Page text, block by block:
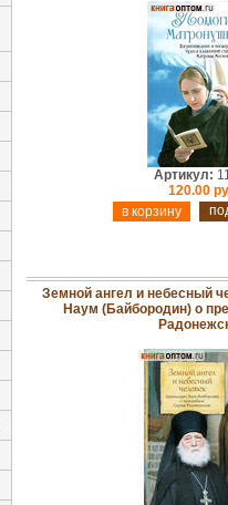
Артикул:
120.00
Земной ангел и небесный
Наум (Байбородин) о